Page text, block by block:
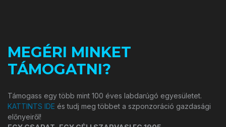
MEGÉRI MINKET
TÁMOGATNI?
Támogass egy több mint 100 éves labdarúgó egyesületet.
KATTINTS IDE és tudj meg többet a szponzoráció gazdasági
előnyeiről!